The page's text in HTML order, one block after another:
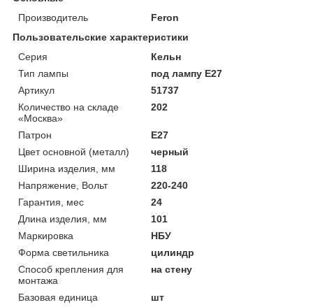
Производитель
Feron
Пользовательские характеристики
Серия
Кельн
Тип лампы
под лампу Е27
Артикул
51737
Количество на складе
«Москва»
202
Патрон
E27
Цвет основной (металл)
черный
Ширина изделия, мм
118
Напряжение, Вольт
220-240
Гарантия, мес
24
Длина изделия, мм
101
Маркировка
НБУ
Форма светильника
цилиндр
Способ крепления для
монтажа
на стену
Базовая единица
шт